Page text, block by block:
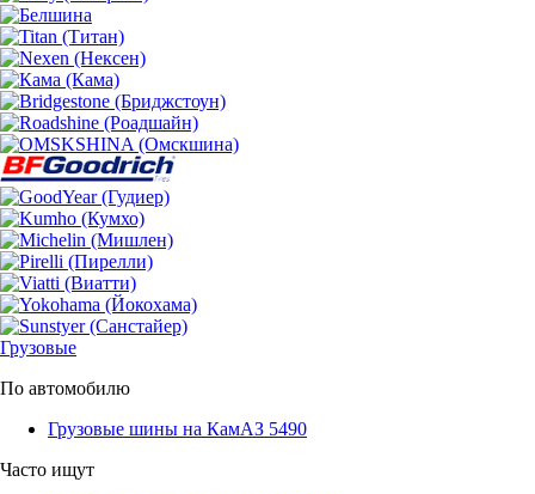
Грузовые
По автомобилю
Грузовые шины на КамАЗ 5490
Часто ищут